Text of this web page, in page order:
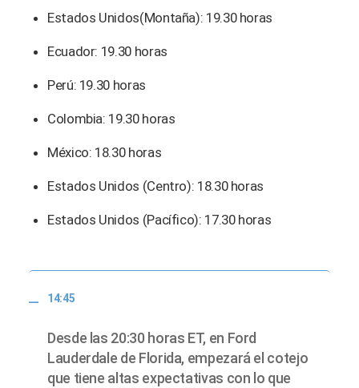
Estados Unidos(Montaña): 19.30 horas
Ecuador: 19.30 horas
Perú: 19.30 horas
Colombia: 19.30 horas
México: 18.30 horas
Estados Unidos (Centro): 18.30 horas
Estados Unidos (Pacífico): 17.30 horas
14:45
Desde las 20:30 horas ET, en Ford
Lauderdale de Florida, empezará el cotejo
que tiene altas expectativas con lo que